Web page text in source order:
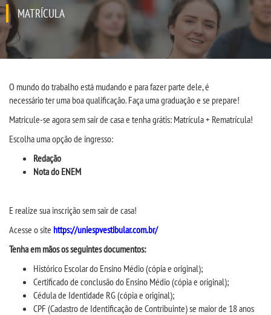
QUEM SOMOS
CPA
CPSA
PROUNI
CURSOS
LICENCIATURAS
TECNOLÓGICOS
MATRÍCULA
O mundo do trabalho está mudando e para fazer parte dele, é
necessárioteruma boa qualificação. Façaumagraduaçãoe se prepare!
Matricule-se agora sem sair de casa e tenha grátis: Matrícula + Rematrícula!
Escolhauma opção de ingresso:
Redação
Nota do ENEM
E realize sua inscrição sem sair de casa!
Acesse o site https://uniespvestibular.com.br/
Tenha em mãos osseguintes documentos:
Histórico Escolar do Ensino Médio (cópia e original);
Certificado de conclusão do Ensino Médio (cópia e original);
Cédula de Identidade RG (cópia e original);
CPF (Cadastro de Identificação de Contribuinte) se maior de 18 anos